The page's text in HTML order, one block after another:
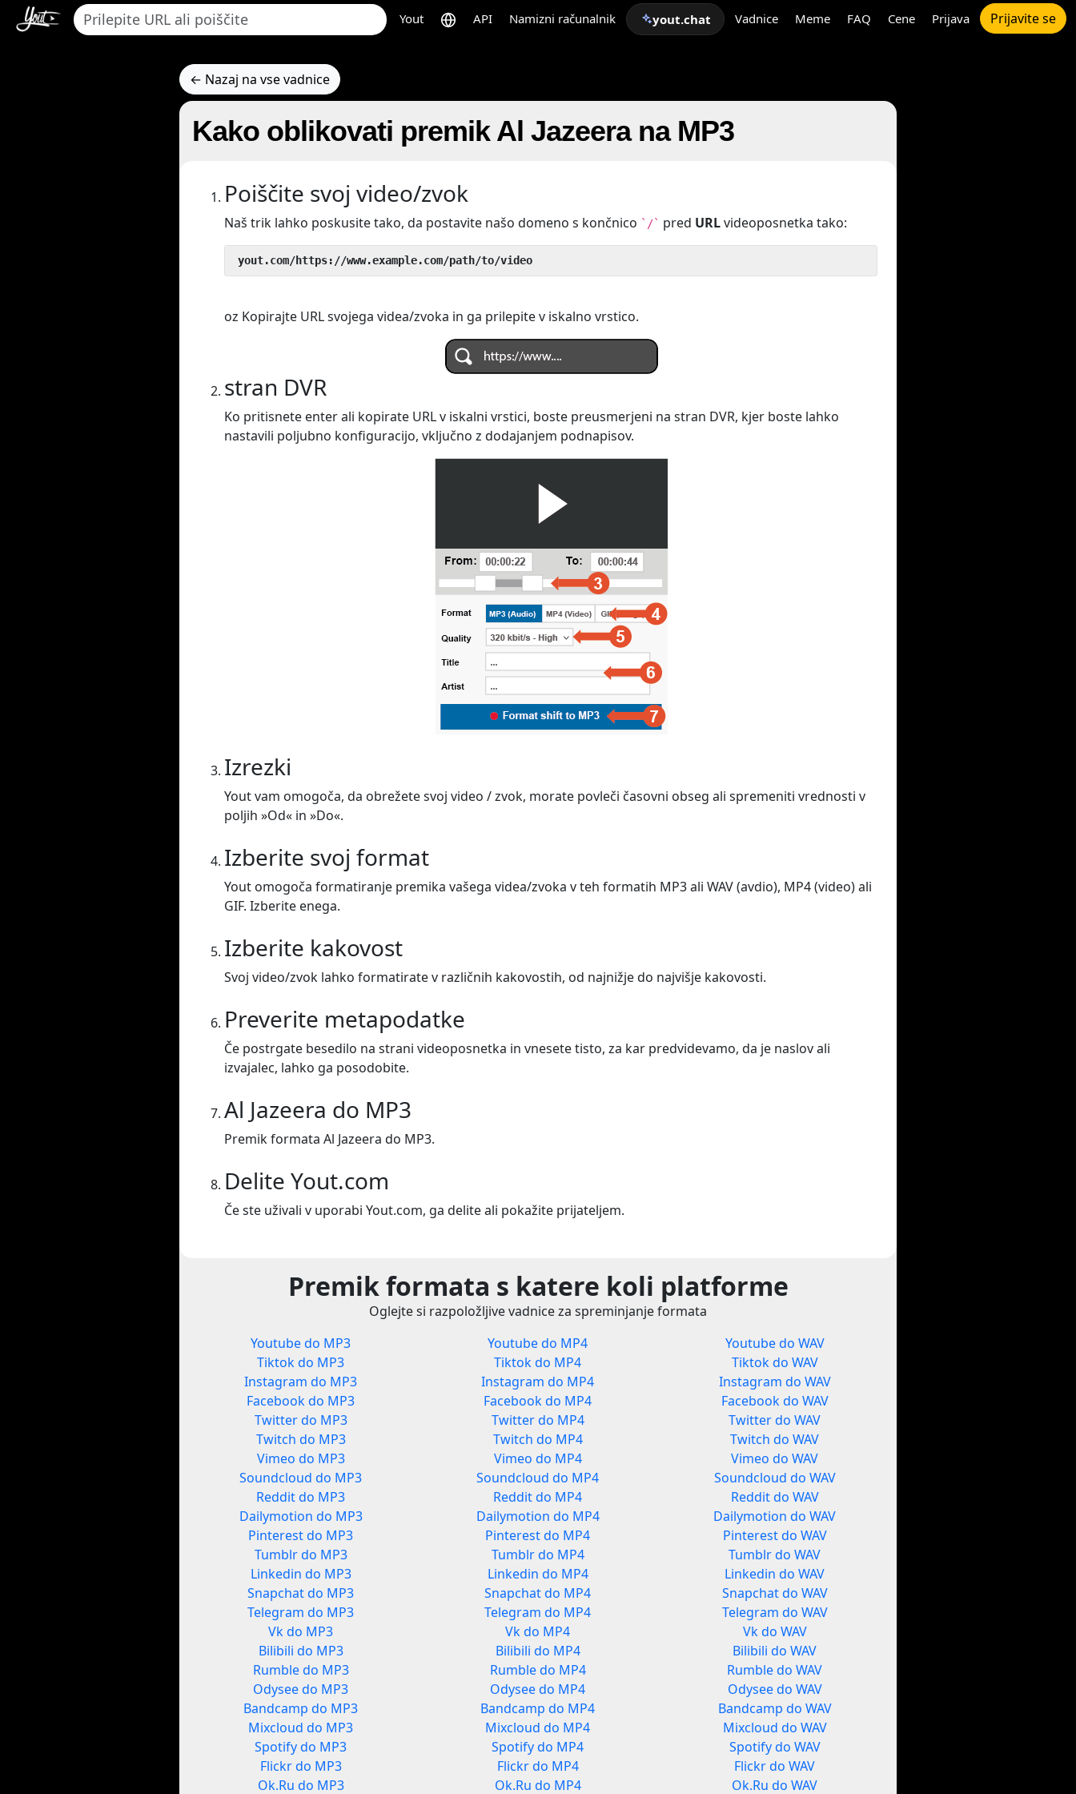
Yout API Namizni računalnik yout.chat Vadnice Meme FAQ Cene Prijava Prijavite se
← Nazaj na vse vadnice
Kako oblikovati premik Al Jazeera na MP3
Poiščite svoj video/zvok
Naš trik lahko poskusite tako, da postavite našo domeno s končnico `/` pred URLvideoposnetka tako:
yout.com/https://www.example.com/path/to/video
oz Kopirajte URL svojega videa/zvoka in ga prilepite v iskalno vrstico.
stran DVR
Ko pritisnete enter ali kopirate URL v iskalni vrstici, boste preusmerjeni na stran DVR, kjer boste lahko
nastavili poljubno konfiguracijo, vključno z dodajanjem podnapisov.
Izrezki
Yout vam omogoča, da obrežete svoj video / zvok, morate povleči časovni obseg ali spremeniti vrednosti v
poljih »Od« in »Do«.
Izberite svoj format
Yout omogoča formatiranje premika vašega videa/zvoka v teh formatih MP3 ali WAV (avdio), MP4 (video) ali
GIF. Izberite enega.
Izberite kakovost
Svoj video/zvok lahko formatirate v različnih kakovostih, od najnižje do najvišje kakovosti.
Preverite metapodatke
Če postrgate besedilo na strani videoposnetka in vnesete tisto, za kar predvidevamo, da je naslov ali
izvajalec, lahko ga posodobite.
Al Jazeera do MP3
Premik formata Al Jazeera do MP3.
Delite Yout.com
Če ste uživali v uporabi Yout.com, ga delite ali pokažite prijateljem.
Premik formata s katere koli platforme
Oglejte si razpoložljive vadnice za spreminjanje formata
Youtube do MP3
Tiktok do MP3
Instagram do MP3
Facebook do MP3
Twitter do MP3
Twitch do MP3
Vimeo do MP3
Soundcloud do MP3
Reddit do MP3
Dailymotion do MP3
Pinterest do MP3
Tumblr do MP3
Linkedin do MP3
Snapchat do MP3
Telegram do MP3
Vk do MP3
Bilibili do MP3
Rumble do MP3
Odysee do MP3
Bandcamp do MP3
Mixcloud do MP3
Spotify do MP3
Flickr do MP3
Ok.Ru do MP3
Youtube do MP4
Tiktok do MP4
Instagram do MP4
Facebook do MP4
Twitter do MP4
Twitch do MP4
Vimeo do MP4
Soundcloud do MP4
Reddit do MP4
Dailymotion do MP4
Pinterest do MP4
Tumblr do MP4
Linkedin do MP4
Snapchat do MP4
Telegram do MP4
Vk do MP4
Bilibili do MP4
Rumble do MP4
Odysee do MP4
Bandcamp do MP4
Mixcloud do MP4
Spotify do MP4
Flickr do MP4
Ok.Ru do MP4
Youtube do WAV
Tiktok do WAV
Instagram do WAV
Facebook do WAV
Twitter do WAV
Twitch do WAV
Vimeo do WAV
Soundcloud do WAV
Reddit do WAV
Dailymotion do WAV
Pinterest do WAV
Tumblr do WAV
Linkedin do WAV
Snapchat do WAV
Telegram do WAV
Vk do WAV
Bilibili do WAV
Rumble do WAV
Odysee do WAV
Bandcamp do WAV
Mixcloud do WAV
Spotify do WAV
Flickr do WAV
Ok.Ru do WAV